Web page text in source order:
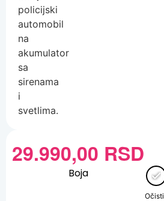
29.990,00 RSD
Boja
Očisti